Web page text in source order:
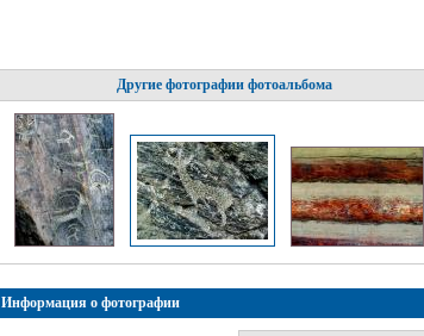
Другие фотографии фотоальбома
Информация о фотографии